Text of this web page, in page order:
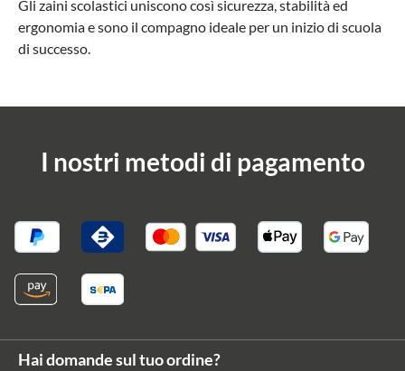
Gli zaini scolastici uniscono così sicurezza, stabilità ed
ergonomia e sono il compagno ideale per un inizio di scuola
di successo.
I nostri metodi di pagamento
Hai domande sul tuo ordine?